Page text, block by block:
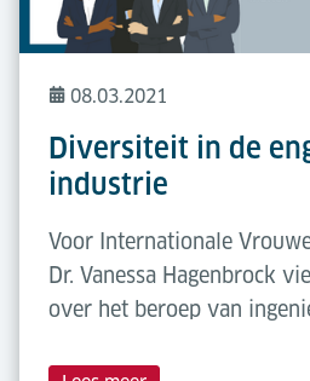
08.03.2021
Diversiteit in de
industrie
Voor Internationale
Dr. Vanessa Hagenbrock
over het beroep van